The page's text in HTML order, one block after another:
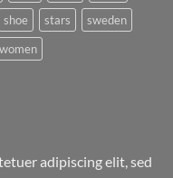
shoe stars
sweden
women
adipiscing elit, sed